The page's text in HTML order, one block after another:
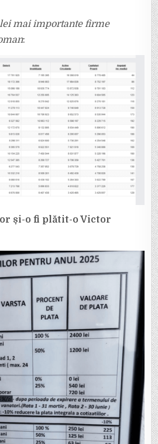
mai importante firme
:
și-o fi plătit-o Victor